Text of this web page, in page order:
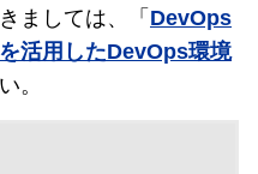
ましては、「 DevOps
活用したDevOps環境
。